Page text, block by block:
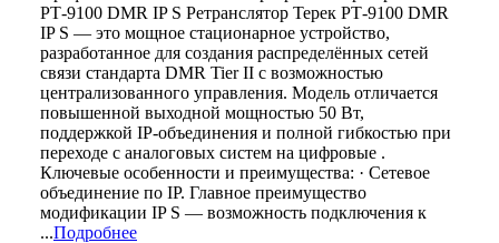
РТ-9100 DMR IP S Ретранслятор Терек РТ-9100 DMR
IP S — это мощное стационарное устройство,
разработанное для создания распределённых сетей
связи стандарта DMR Tier II с возможностью
централизованного управления. Модель отличается
повышенной выходной мощностью 50 Вт,
поддержкой IP-объединения и полной гибкостью при
переходе с аналоговых систем на цифровые .
Ключевые особенности и преимущества: · Сетевое
объединение по IP. Главное преимущество
модификации IP S — возможность подключения к
...Подробнее